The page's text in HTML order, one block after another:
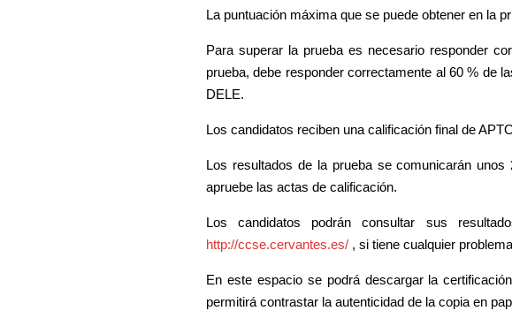
La puntuación máxima que se puede obtener en la
Para superar la prueba es necesario responder
prueba, debe responder correctamente al 60 % de
DELE.
Los candidatos reciben una calificación final de
Los resultados de la prueba se comunicarán
apruebe las actas de calificación.
Los candidatos podrán consultar sus
http://ccse.cervantes.es/ , si tiene cualquier
En este espacio se podrá descargar la
permitirá contrastar la autenticidad de la copia en